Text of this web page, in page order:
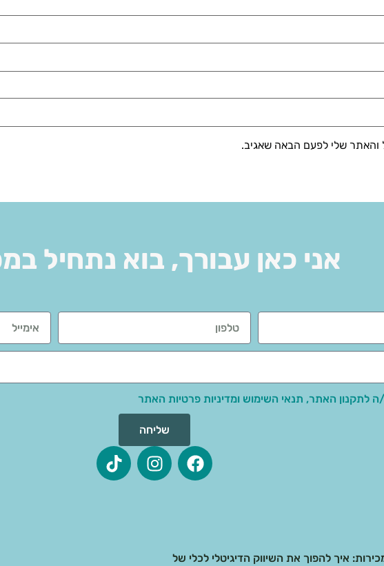
והאתר שלי לפעם הבאה שאגיב.
אני כאן עבורך, בוא נתחיל
ה לתקנון האתר, תנאי השימוש ומדיניות פרטיות האתר
שליחה
איך להפוך את השיווק הדיגיטלי לכלי של